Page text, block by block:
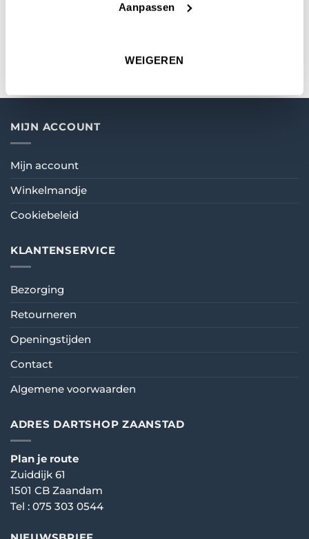
Aanpassen
WEIGEREN
MIJN ACCOUNT
Mijn account
Winkelmandje
Cookiebeleid
KLANTENSERVICE
Bezorging
Retourneren
Openingstijden
Contact
Algemene voorwaarden
ADRES DARTSHOP ZAANSTAD
Plan je route
Zuiddijk 61
1501 CB Zaandam
Tel : 075 303 0544